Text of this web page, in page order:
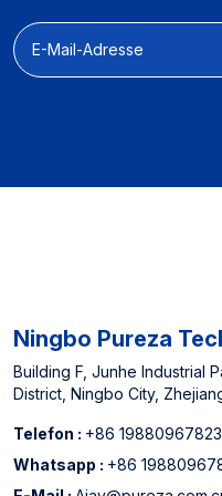
Funktionsanpassung und
Leistungsoptimierung
【Herstellerfahrung】】
Ningbo Pureza
Building F, Junhe Industrial
District, Ningbo City,
Telefon : +86 19880967823
Whatsapp : +86